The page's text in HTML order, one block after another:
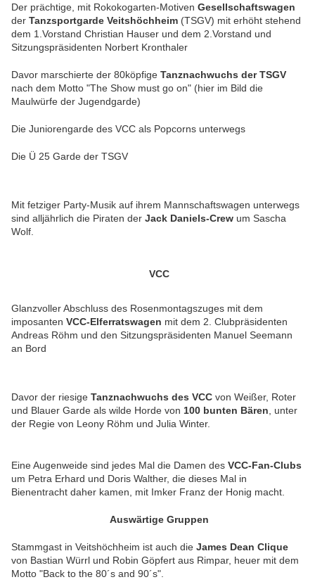
Der prächtige, mit Rokokogarten-Motiven Gesellschaftswagen
der Tanzsportgarde Veitshöchheim (TSGV) mit erhöht stehend
dem 1.Vorstand Christian Hauser und dem 2.Vorstand und
Sitzungspräsidenten Norbert Kronthaler
Davor marschierte der 80köpfige Tanznachwuchs der TSGV
nach dem Motto "The Show must go on" (hier im Bild die
Maulwürfe der Jugendgarde)
Die Juniorengarde des VCC als Popcorns unterwegs
Die Ü 25 Garde der TSGV
Mit fetziger Party-Musik auf ihrem Mannschaftswagen unterwegs
sind alljährlich die Piraten der Jack Daniels-Crew um Sascha
Wolf.
VCC
Glanzvoller Abschluss des Rosenmontagszuges mit dem
imposanten VCC-Elferratswagen mit dem 2. Clubpräsidenten
Andreas Röhm und den Sitzungspräsidenten Manuel Seemann
an Bord
Davor der riesige Tanznachwuchs des VCC von Weißer, Roter
und Blauer Garde als wilde Horde von 100 bunten Bären , unter
der Regie von Leony Röhm und Julia Winter.
Eine Augenweide sind jedes Mal die Damen des VCC-Fan-Clubs
um Petra Erhard und Doris Walther, die dieses Mal in
Bienentracht daher kamen, mit Imker Franz der Honig macht.
Auswärtige Gruppen
Stammgast in Veitshöchheim ist auch die James Dean Clique
von Bastian Würrl und Robin Göpfert aus Rimpar, heuer mit dem
Motto "Back to the 80´s and 90´s".